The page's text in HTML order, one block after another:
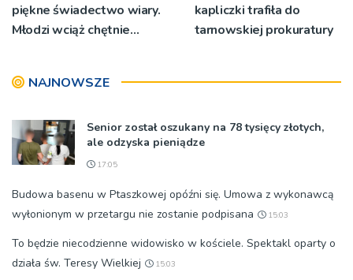
piękne świadectwo wiary.
Młodzi wciąż chętnie
kapliczki trafiła do
tarnowskiej prokuratury
NAJNOWSZE
Senior został oszukany na 78 tysięcy złotych,
ale odzyska pieniądze
17:05
Budowa basenu w Ptaszkowej opóźni się. Umowa z wykonawcą
wyłonionym w przetargu nie zostanie podpisana
15:03
To będzie niecodzienne widowisko w kościele. Spektakl oparty o
działa św. Teresy Wielkiej
15:03